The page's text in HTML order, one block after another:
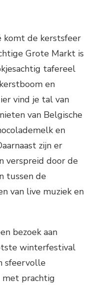
de Wintertijd in
in kerstsferen
de Wintertijd in
komt de kerstsfeer
Grote Markt is
tafereel
en
vind je tal van
van Belgische
en
zijn er
verspreid door de
tussen de
van live muziek en
bezoek aan
winterfestival
sfeervolle
met prachtig